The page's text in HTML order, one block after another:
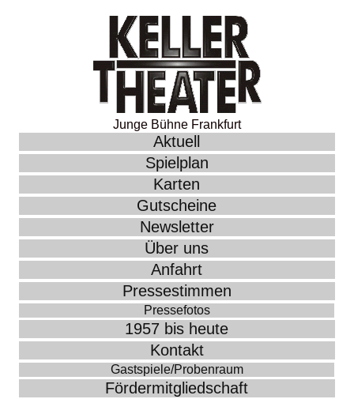
Junge Bühne Frankfurt
Aktuell
Spielplan
Karten
Gutscheine
Newsletter
Über uns
Anfahrt
Pressestimmen
Pressefotos
1957 bis heute
Kontakt
Gastspiele/Probenraum
Fördermitgliedschaft